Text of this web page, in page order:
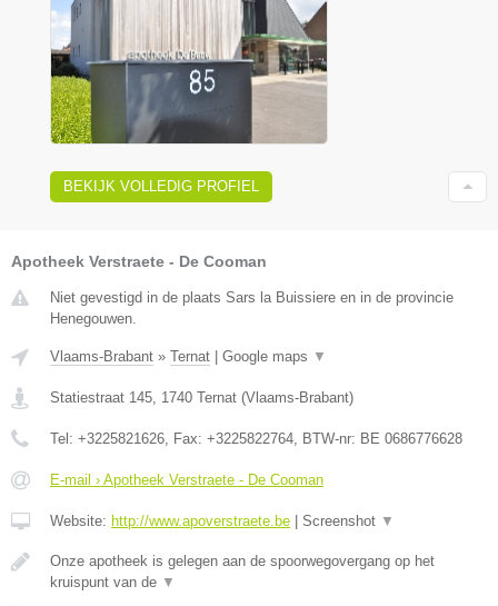
BEKIJK VOLLEDIG PROFIEL
Apotheek Verstraete - De Cooman
Niet gevestigd in de plaats Sars la Buissiere en in de provincie
Henegouwen.
Vlaams-Brabant » Ternat | Google maps ▼
Statiestraat 145 1740 Ternat (Vlaams-Brabant)
Tel: +3225821626 , Fax: +3225822764 , BTW-nr: BE 0686776628
E-mail › Apotheek Verstraete - De Cooman
Website: http://www.apoverstraete.be | Screenshot ▼
Onze apotheek is gelegen aan de spoorwegovergang op het
kruispunt van de ▼